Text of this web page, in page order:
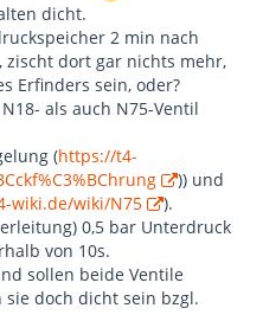
dicht.
2 min nach
zischt dort gar nichts mehr,
Erfinders sein, oder?
als auch N75-Ventil
(https://t4-
)) und
wiki.de/wiki/N75
).
0,5 bar Unterdruck
von 10s.
sollen beide Ventile
sie doch dicht sein bzgl.